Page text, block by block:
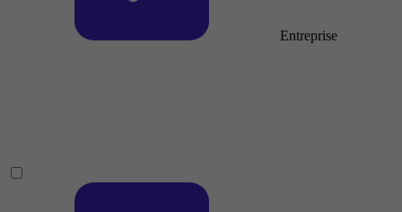
Entreprise